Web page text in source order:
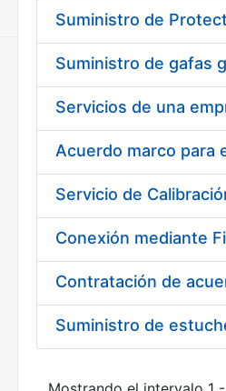
Mostrar/Ocultar
Acuerdo marco para
Suministro de